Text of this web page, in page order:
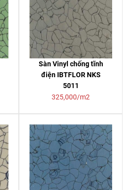
Sàn Vinyl chống tĩnh
điện IBTFLOR NKS
5011
325,000/m2